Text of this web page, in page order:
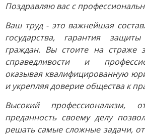
Поздравляю вас с
Ваш труд - это важнейшая
государства, гарантия
граждан. Вы стоите на страже
справедливости и
оказывая квалифицированную
и укрепляя доверие общества к
Высокий профессионализм,
преданность своему делу
решать самые сложные задачи,